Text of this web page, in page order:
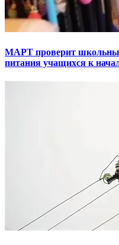
МАРТ проверит
питания учащихся к